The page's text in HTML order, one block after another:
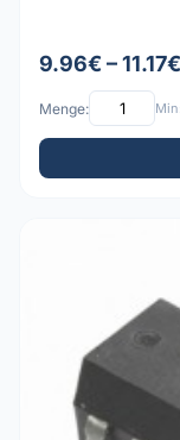
9.96€ – 11.17€
Menge: